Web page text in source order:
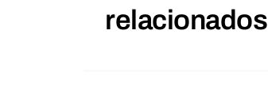
relacionados